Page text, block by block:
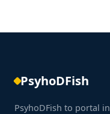
PsyhoDFish
PsyhoDFish to portal